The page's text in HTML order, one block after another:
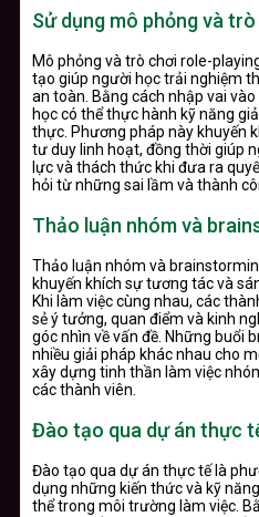
Sử dụng mô phỏng và
Mô phỏng và trò chơi role-
tạo giúp người học trải nghiệm
an toàn. Bằng cách nhập vai
học có thể thực hành kỹ năng
thực. Phương pháp này khuyến
tư duy linh hoạt, đồng thời giúp
lực và thách thức khi đưa ra
hỏi từ những sai lầm và thành
Thảo luận nhóm và
Thảo luận nhóm và
khuyến khích sự tương tác và
Khi làm việc cùng nhau, các
sẻ ý tưởng, quan điểm và kinh
góc nhìn về vấn đề. Những buổi
nhiều giải pháp khác nhau cho
xây dựng tinh thần làm việc
các thành viên.
Đào tạo qua dự án thực
Đào tạo qua dự án thực tế là
dụng những kiến thức và kỹ
thể trong môi trường làm việc.